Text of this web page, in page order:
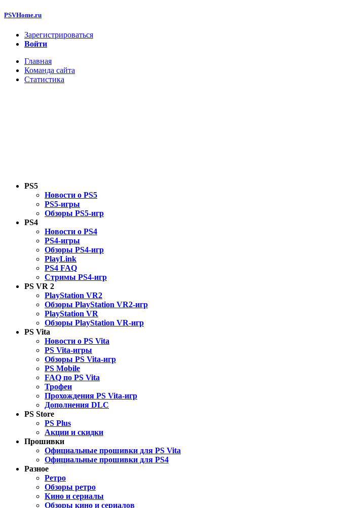
PSVHome.ru
Зарегистрироваться
Войти
Главная
Команда сайта
Статистика
PS5
Новости о PS5
PS5-игры
Обзоры PS5-игр
PS4
Новости о PS4
PS4-игры
Обзоры PS4-игр
PlayLink
PS4 FAQ
Стримы PS4-игр
PS VR 2
PlayStation VR2
Обзоры PlayStation VR2-игр
PlayStation VR
Обзоры PlayStation VR-игр
PS Vita
Новости о PS Vita
PS Vita-игры
Обзоры PS Vita-игр
PS Mobile
FAQ по PS Vita
Трофеи
Прохождения PS Vita-игр
Дополнения DLC
PS Store
PS Plus
Акции и скидки
Прошивки
Официальные прошивки для PS Vita
Официальные прошивки для PS4
Разное
Ретро
Обзоры ретро
Кино и сериалы
Обзоры кино и сериалов